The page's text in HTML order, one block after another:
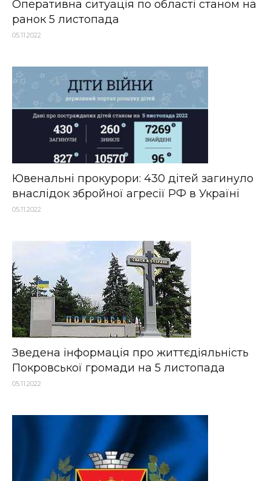
Оперативна ситуація по області станом на
ранок 5 листопада
05.11.2022
Ювенальні прокурори: 430 дітей загинуло
внаслідок збройної агресії РФ в Україні
05.11.2022
Зведена інформація про життєдіяльність
Покровської громади на 5 листопада
05.11.2022